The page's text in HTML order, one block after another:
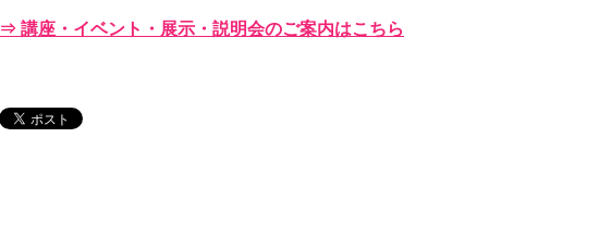
⇒ 講座・イベント・展示・説明会のご案内はこちら